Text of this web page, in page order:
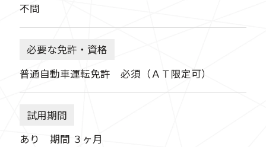
不問
必要な免許・資格
普通自動車運転免許 必須（ＡＴ限定可）
試用期間
あり 期間 ３ヶ月